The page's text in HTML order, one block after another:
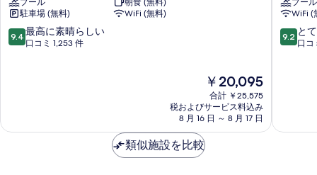
る
ー
ホ
ル
ン
ウ
駐車場 (無料)
WiFi (無料)
10
段
素
9.4 最高に素晴らしい
口コミ 1,253 件
現
在
の
料
金
は
￥20,095
￥20,095
合計 ￥25,575
税およびサービス料込み
8 月 16 日 ～ 8 月 17 日
ン
バ
ケ
ー
リ
WiFi (
10
段
素
9.2 と
口コ
類似施設を比較